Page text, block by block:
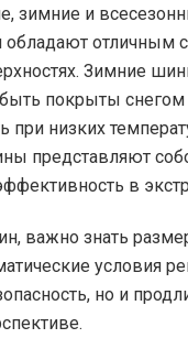
зимние и
обладают
Зимние
покрыты
при низких
представляют
в
важно знать
условия
но и